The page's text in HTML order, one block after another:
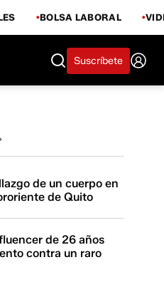
BOLSA LABORAL
Suscríbete
de un cuerpo en
de Quito
de 26 años
contra un raro